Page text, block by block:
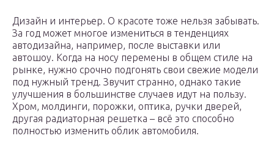
Дизайн и интерьер. О красоте тоже нельзя забывать.
За год может многое измениться в тенденциях
автодизайна, например, после выставки или
автошоу. Когда на носу перемены в общем стиле на
рынке, нужно срочно подгонять свои свежие модели
под нужный тренд. Звучит странно, однако такие
улучшения в большинстве случаев идут на пользу.
Хром, молдинги, порожки, оптика, ручки дверей,
другая радиаторная решетка – всё это способно
полностью изменить облик автомобиля.